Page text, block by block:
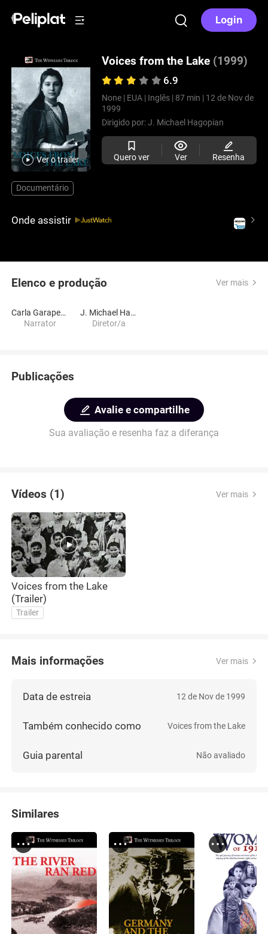
Login
Ver o trailer
Voices from the Lake (1999)
6.9
None | EUA | Inglês | 87 min | 12 de Nov de
1999
Dirigido por:J. Michael Hagopian
Quero ver Ver Resenha
Documentário
Onde assistir
Elenco e produção Ver mais
Carla Garapedian
Narrator
J. Michael Hagopian
Diretor/a
Publicações
Avalie e compartilhe
Sua avaliação e resenha faz a diferança
Vídeos (1) Ver mais
Voices from the Lake
(Trailer)
Trailer
Mais informações Ver mais
Data de estreia 12 de Nov de 1999
Também conhecido como Voices from the Lake
Guia parental Não avaliado
Similares